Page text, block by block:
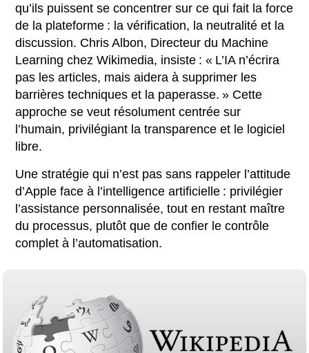
qu’ils puissent se concentrer sur ce qui fait la force
de la plateforme : la vérification, la neutralité et la
discussion. Chris Albon, Directeur du Machine
Learning chez Wikimedia, insiste : « L’IA n’écrira
pas les articles, mais aidera à supprimer les
barrières techniques et la paperasse. » Cette
approche se veut résolument centrée sur
l’humain, privilégiant la transparence et le logiciel
libre.
Une stratégie qui n’est pas sans rappeler l’attitude
d’Apple face à l’intelligence artificielle : privilégier
l’assistance personnalisée, tout en restant maître
du processus, plutôt que de confier le contrôle
complet à l’automatisation.